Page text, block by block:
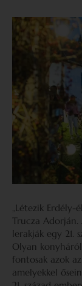
„Létezik
Trucza
lerakják egy 21.
Olyan
fontosak azok
amelyekkel